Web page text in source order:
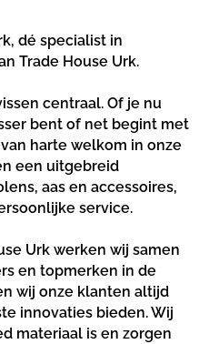
dé specialist in
Trade House Urk.
centraal. Of je nu
bent of net begint met
harte welkom in onze
een uitgebreid
aas en accessoires,
service.
Urk werken wij samen
en topmerken in de
wij onze klanten altijd
innovaties bieden. Wij
materiaal is en zorgen